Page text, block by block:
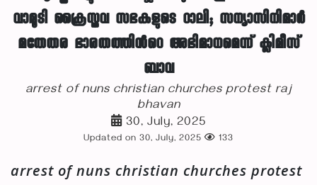
വാമൂടി ക്രൈസ്തവ സഭകളുടെ റാലി; സന്യാസിനിമാർ
മതേതര ഭാരതത്തിന്‍റെ അഭിമാനമെന്ന് ക്ലിമീസ്
ബാവ
arrest of nuns christian churches protest raj
bhavan
30, July, 2025
Updated on 30, July, 2025 133
arrest of nuns christian churches protest